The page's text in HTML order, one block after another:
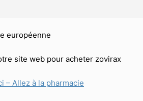
européenne
site web pour acheter zovirax
– Allez à la pharmacie